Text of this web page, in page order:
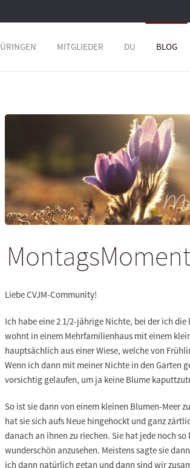
MITGLIEDER DU BLOG
Liebe CVJM-Community!
Ich habe eine 2 1/2-jährige Nichte, bei der ich die
wohnt in einem Mehrfamilienhaus mit einem
hauptsächlich aus einer Wiese, welche von
Wenn ich dann mit meiner Nichte in den Garten
vorsichtig gelaufen, um ja keine Blume
So ist sie dann von einem kleinen Blumen-Meer
hat sie sich aufs Neue hingehockt und ganz
danach an ihnen zu riechen. Sie hat jede noch
wunderschön anzusehen. Meistens sagte sie
ich dann natürlich getan und dann sind wir